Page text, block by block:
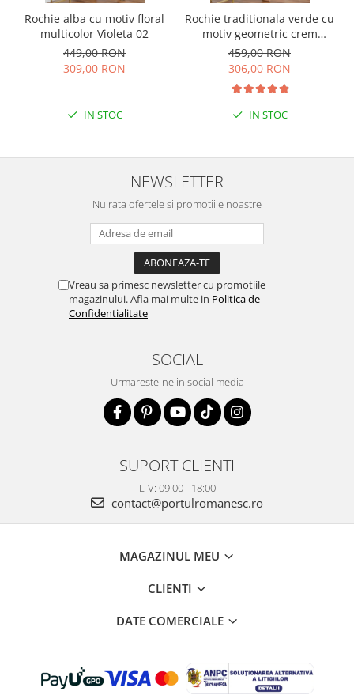
Rochie alba cu motiv floral
multicolor Violeta 02
449,00 RON
309,00 RON
IN STOC
Rochie traditionala verde cu
motiv geometric crem
Virginia 04
459,00 RON
306,00 RON
IN STOC
NEWSLETTER
Nu rata ofertele si promotiile noastre
Vreau sa primesc newsletter cu promotiile
magazinului. Afla mai multe in Politica de
Confidentialitate
SOCIAL
Urmareste-ne in social media
SUPORT CLIENTI
L-V: 09:00 - 18:00
contact@portulromanesc.ro
MAGAZINUL MEU
CLIENTI
DATE COMERCIALE